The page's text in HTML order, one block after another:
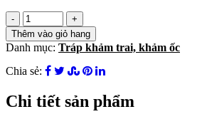
Thêm vào giỏ hang
Danh mục: Tráp khảm trai, khảm ốc
Chia sẻ:
Chi tiết sản phẩm